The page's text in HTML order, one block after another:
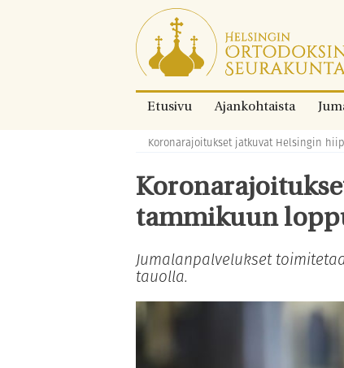
Siirry
suoraan
sisältöön.
Etusivu Ajankohtaista
Murupolku:
Koronarajoitukset jatkuvat Helsingin
tammikuun
Jumalanpalvelukset
tauolla.